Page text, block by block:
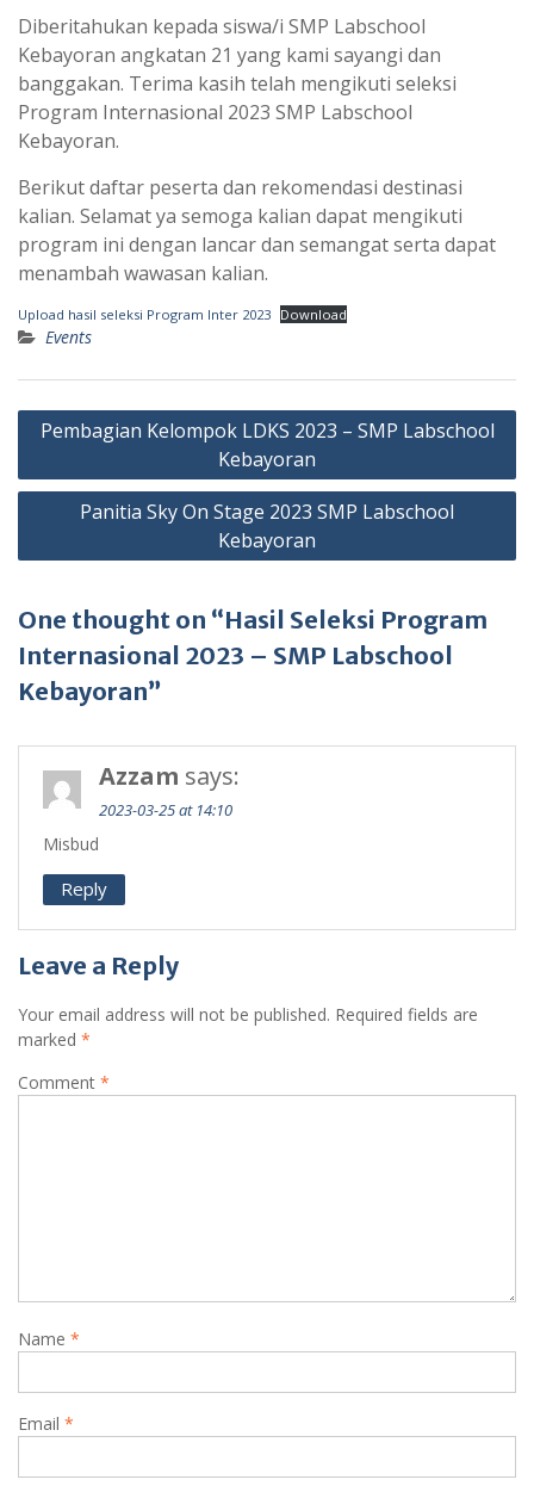
Diberitahukan kepada siswa/i SMP Labschool
Kebayoran angkatan 21 yang kami sayangi dan
banggakan. Terima kasih telah mengikuti seleksi
Program Internasional 2023 SMP Labschool
Kebayoran.
Berikut daftar peserta dan rekomendasi destinasi
kalian. Selamat ya semoga kalian dapat mengikuti
program ini dengan lancar dan semangat serta dapat
menambah wawasan kalian.
Upload hasil seleksi Program Inter 2023 Download
Events
Post
navigation
Pembagian Kelompok LDKS 2023 – SMP Labschool
Kebayoran
Panitia Sky On Stage 2023 SMP Labschool
Kebayoran
One thought on “Hasil Seleksi Program
Internasional 2023 – SMP Labschool
Kebayoran”
Azzam says:
2023-03-25 at 14:10
Misbud
Reply
Leave a Reply
Your email address will not be published. Required fields are
marked *
Comment *
Name *
Email *